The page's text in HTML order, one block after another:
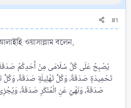
#1
আলাইহি ওয়াসাল্লাম বলেন,
تَحْمِيدَةٍ صَدَقَةٌ، وَكُلُّ تَهْلِيلَةٍ صَدَقَةٌ، وَكُلُّ
صَدَقَةٌ، وَنَهْيٌ عَنِ الْمُنْكَرِ صَدَقَةٌ،